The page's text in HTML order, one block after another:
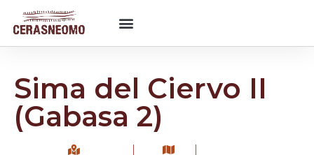
Sima del Ciervo II
(Gabasa 2)